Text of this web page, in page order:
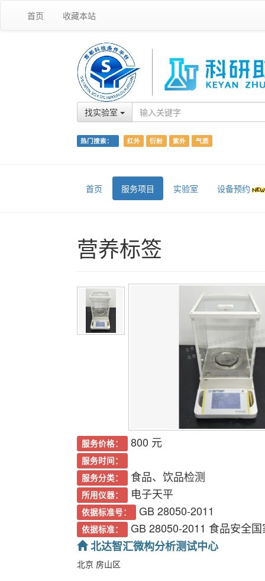
首页 收藏本站
找实验室
热门搜索： 红外 衍射 紫外 气质
首页 服务项目 实验室 设备预约
营养标签
服务价格： 800 元
服务时间：
服务分类：
食品、饮品检测
所用仪器： 电子天平
依据标准号： GB 28050-2011
依据标准：
GB 28050-2011 食品安全
北达智汇微构分析测试中心
北京 房山区